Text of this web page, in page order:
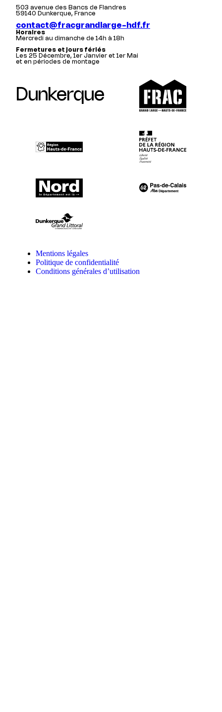
503 avenue des Bancs de Flandres
59140 Dunkerque, France
contact@fracgrandlarge-hdf.fr
Horaires
Mercredi au dimanche de 14h à 18h
Fermetures et jours fériés
Les 25 Décembre, 1er Janvier et 1er Mai
et en périodes de montage
Dunkerque
Mentions légales
Politique de confidentialité
Conditions générales d’utilisation